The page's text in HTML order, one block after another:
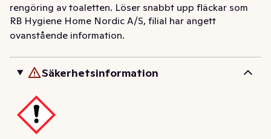
rengöring av toaletten. Löser snabbt upp fläckar som
kalk och smuts. Effektiv även mot den tuffaste smutsen
- mer skonsam för miljön.
RB Hygiene Home Nordic A/S, filial har angett
ovanstående information.
Säkerhetsinformation